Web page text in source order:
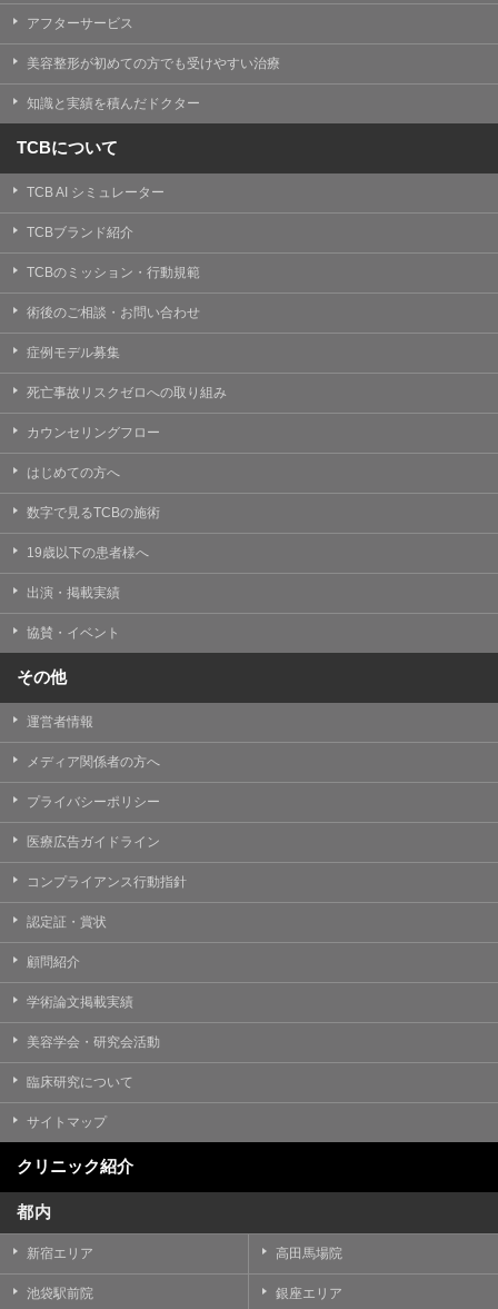
Cookieは、一般的にインターネット閲覧を行う際、又は
の閲覧情報を記憶させておく機能です。
TCBグループでは、Cookie及び類似技術を使用して収集
した情報を利用することにより、WEBサイトの利用状況
を分析し、パフォーマンス改善や、WEBサイトを通じて
提供するサービスの向上・改善のため、Cookieを使用す
ることがあります。ご使用のブラウザによりCookieを無
効とすることが可能です。ただし、Cookieを無効にした
場合、WEBサイト上のサービスの全部または一部のペー
ジが正しく表示されなくなる場合がありますのでご留意
ください。
【アクセスログについて】
TCBグループが運営するWEBサイトでは、アクセスログ
として患者様の履歴情報をサーバ上に記録しています。
アクセスログはWEBサイトの保守管理や利用状況に関す
る統計分析のために使用されます。それ以外の目的で使
用されることはありません。
本プライバシーポリシーの内容は、法令変更への対応や
す。
変更後のプライバシーポリシーについては、当サイトに
アフターサービス
美容整形が初めての方でも受けやすい治療
知識と実績を積んだドクター
TCBについて
TCB AI シミュレーター
TCBブランド紹介
TCBのミッション・行動規範
術後のご相談・お問い合わせ
症例モデル募集
死亡事故リスクゼロへの取り組み
カウンセリングフロー
はじめての方へ
数字で見るTCBの施術
19歳以下の患者様へ
出演・掲載実績
協賛・イベント
その他
運営者情報
メディア関係者の方へ
プライバシーポリシー
医療広告ガイドライン
コンプライアンス行動指針
認定証・賞状
顧問紹介
学術論文掲載実績
美容学会・研究会活動
臨床研究について
サイトマップ
クリニック紹介
都内
新宿エリア 高田馬場院
池袋駅前院 銀座エリア